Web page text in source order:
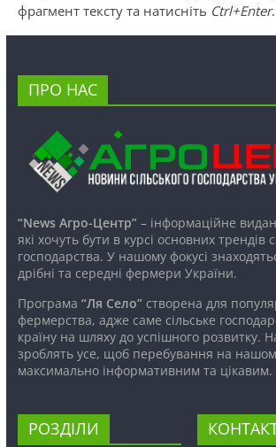
фрагмент тексту та натисніть Ctrl+Enter.
ПРО НАС
“News Агро-Центр”– інформаційне
які хочуть бути в курсі основних трендів
господарства. У нашому фокусі
дрібні та середні фермери України.
Програма “Ля Село”створена для
фермерства, адже саме сільське
країну на шляху до успішного розвитку.
зроблять усе, щоб перебування на
максимально інформативним та цікавим.
РОЗДІЛИ